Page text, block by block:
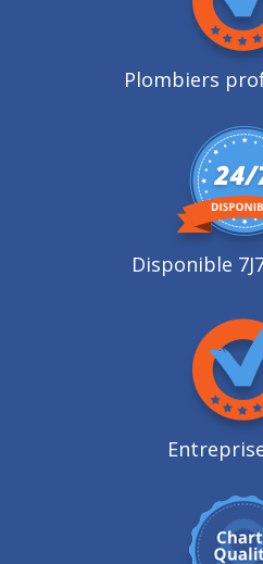
Plombiers
Disponible